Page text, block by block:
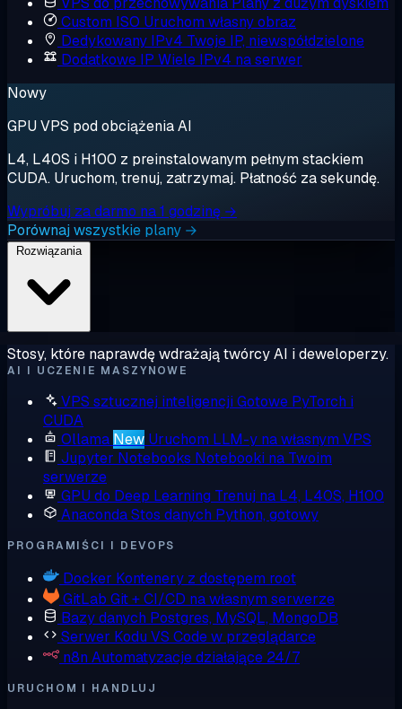
Custom ISO Uruchom własny obraz
Dedykowany IPv4 Twoje IP, niewspółdzielone
Dodatkowe IP Wiele IPv4 na serwer
Nowy
GPU VPS pod obciążenia AI
L4, L40S i H100 z preinstalowanym pełnym stackiem
CUDA. Uruchom, trenuj, zatrzymaj. Płatność za sekundę.
Wypróbuj za darmo na 1 godzinę →
Porównaj wszystkie plany →
Rozwiązania
Stosy, które naprawdę wdrażają twórcy AI i deweloperzy.
AI I UCZENIE MASZYNOWE
VPS sztucznej inteligencji Gotowe PyTorch i
CUDA
Ollama New Uruchom LLM-y na własnym VPS
Jupyter Notebooks Notebooki na Twoim
serwerze
GPU do Deep Learning Trenuj na L4, L40S, H100
AnacondaStos danych Python, gotowy
PROGRAMIŚCI I DEVOPS
Docker Kontenery z dostępem root
GitLab Git + CI/CD na własnym serwerze
Bazy danych Postgres, MySQL, MongoDB
Serwer Kodu VS Code w przeglądarce
n8n Automatyzacje działające 24/7
URUCHOM I HANDLUJ